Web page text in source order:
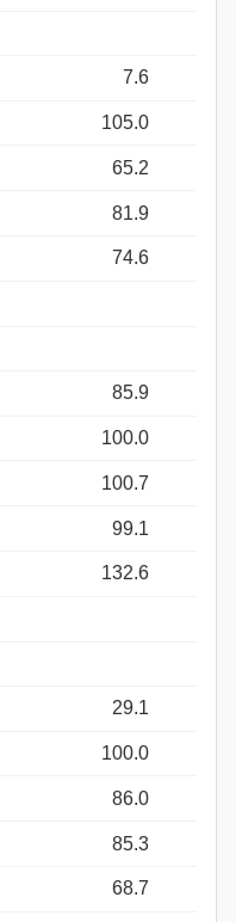
7.6
105.0
65.2
81.9
74.6
85.9
100.0
100.7
99.1
132.6
29.1
100.0
86.0
85.3
68.7